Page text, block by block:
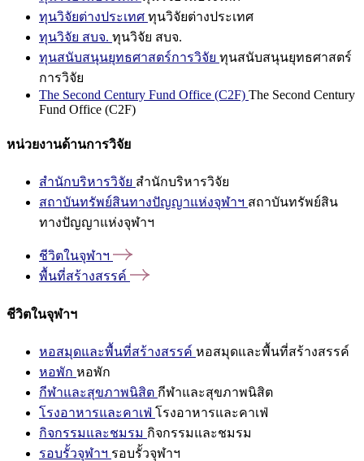
ทุนวิจัยต่างประเทศ ทุนวิจัยต่างประเทศ
ทุนวิจัย สบจ. ทุนวิจัย สบจ.
ทุนสนับสนุนยุทธศาสตร์การวิจัย ทุนสนับสนุนยุทธศาสตร์
การวิจัย
The Second Century Fund Office (C2F) The Second Century
Fund Office (C2F)
หน่วยงานด้านการวิจัย
สำนักบริหารวิจัย สำนักบริหารวิจัย
สถาบันทรัพย์สินทางปัญญาแห่งจุฬาฯ สถาบันทรัพย์สิน
ทางปัญญาแห่งจุฬาฯ
ชีวิตในจุฬาฯ
พื้นที่สร้างสรรค์
ชีวิตในจุฬาฯ
หอสมุดและพื้นที่สร้างสรรค์ หอสมุดและพื้นที่สร้างสรรค์
หอพัก หอพัก
กีฬาและสุขภาพนิสิต กีฬาและสุขภาพนิสิต
โรงอาหารและคาเฟ่ โรงอาหารและคาเฟ่
กิจกรรมและชมรม กิจกรรมและชมรม
รอบรั้วจุฬาฯ รอบรั้วจุฬาฯ